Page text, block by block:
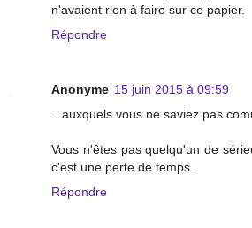
n'avaient rien à faire sur ce papier.
Répondre
Anonyme 15 juin 2015 à 09:59
...auxquels vous ne saviez pas
Vous n'êtes pas quelqu'un de
c'est une perte de temps.
Répondre